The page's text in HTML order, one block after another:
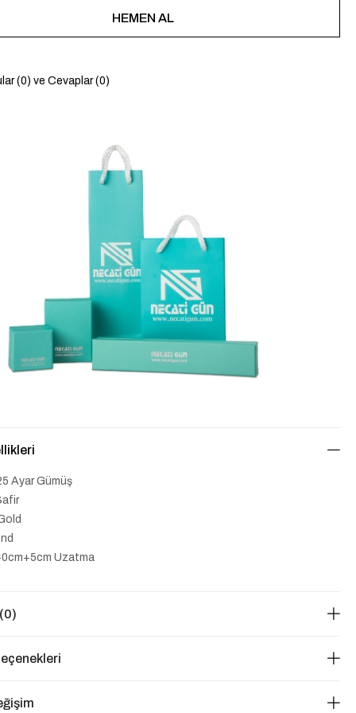
(0) ve Cevaplar (0)
Ayar Gümüş
Uzatma
(0)